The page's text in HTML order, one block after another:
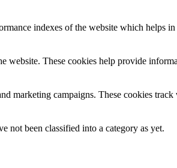
indexes of the website which helps
website. These cookies help provide
marketing campaigns. These cookies
not been classified into a category as yet.